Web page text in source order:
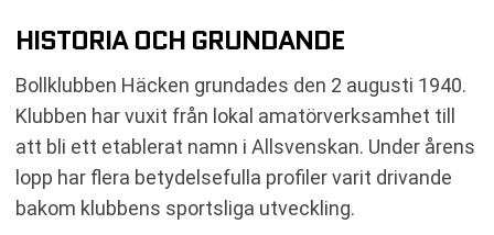
HISTORIA OCH GRUNDANDE
Bollklubben Häcken grundades den 2 augusti 1940.
Klubben har vuxit från lokal amatörverksamhet till
att bli ett etablerat namn i Allsvenskan. Under årens
lopp har flera betydelsefulla profiler varit drivande
bakom klubbens sportsliga utveckling.